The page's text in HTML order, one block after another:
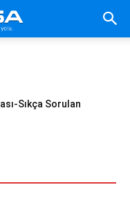
Sıkça Sorulan